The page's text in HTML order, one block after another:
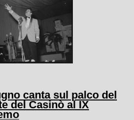
canta sul palco del
del Casinò al IX